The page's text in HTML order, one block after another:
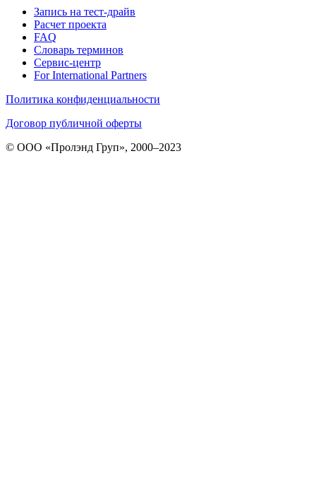
Запись на тест-драйв
Расчет проекта
FAQ
Словарь терминов
Сервис-центр
For International Partners
Политика конфиденциальности
Договор публичной оферты
© ООО «Пролэнд Груп», 2000–2023